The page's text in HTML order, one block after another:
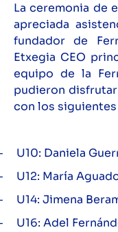
La ceremonia de
apreciada
fundador de
Etxegia CEO
equipo de la
pudieron
con los
U10: Daniela
U12: María
U14: Jimena
U16: Adel